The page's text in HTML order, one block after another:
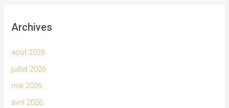
Archives
août 2026
juillet 2026
mai 2026
avril 2026